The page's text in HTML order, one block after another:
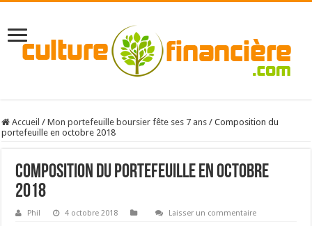
Accueil / Mon portefeuille boursier fête ses 7 ans / Composition du
portefeuille en octobre 2018
Composition du portefeuille en octobre
2018
Phil 4 octobre 2018 Laisser un commentaire